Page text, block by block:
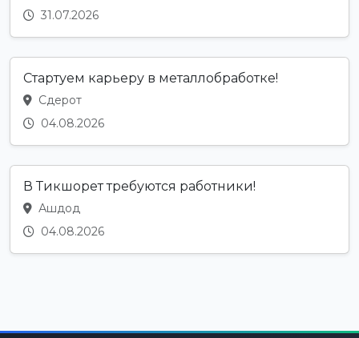
31.07.2026
Стартуем карьеру в металлобработке!
Сдерот
04.08.2026
В Тикшорет требуются работники!
Ашдод
04.08.2026